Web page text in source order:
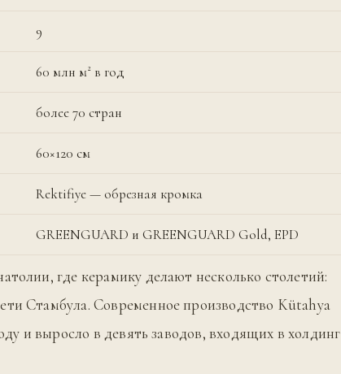
9
60 млн м² в год
более 70 стран
60×120 см
Rektifiye — обрезная кромка
GREENGUARD и GREENGUARD Gold, EPD
где керамику делают несколько столетий:
Стамбула. Современное производство Kütahya
и выросло в девять заводов, входящих в холдинг